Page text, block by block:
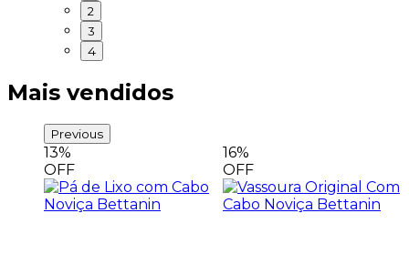
2
3
4
Mais vendidos
Previous
13%
OFF
16%
OFF